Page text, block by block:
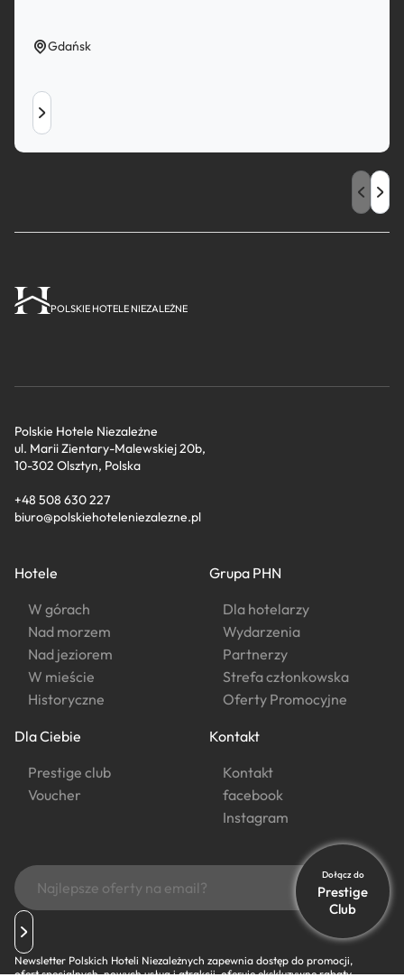
Dołącz do
Prestige
Club
Gdańsk
POLSKIE HOTELE NIEZALEŻNE
Polskie Hotele Niezależne
ul. Marii Zientary-Malewskiej 20b,
10-302 Olsztyn, Polska
+48 508 630 227
biuro@polskiehoteleniezalezne.pl
Hotele
W górach
Nad morzem
Nad jeziorem
W mieście
Historyczne
Grupa PHN
Dla hotelarzy
Wydarzenia
Partnerzy
Strefa członkowska
Oferty Promocyjne
Dla Ciebie
Prestige club
Voucher
Kontakt
Kontakt
facebook
Instagram
Newsletter Polskich Hoteli Niezależnych zapewnia dostęp do promocji,
ofert specjalnych, nowych usług i atrakcji, oferuje ekskluzywne rabaty,